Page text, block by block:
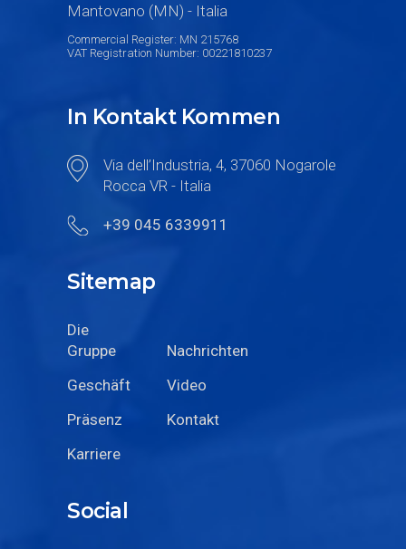
Mantovano (MN) - Italia
Commercial Register: MN 215768
VAT Registration Number: 00221810237
In Kontakt Kommen
Via dell’Industria, 4, 37060 Nogarole
Rocca VR - Italia
+39 045 6339911
Sitemap
Die
Gruppe
Nachrichten
Geschäft
Video
Präsenz
Kontakt
Karriere
Social